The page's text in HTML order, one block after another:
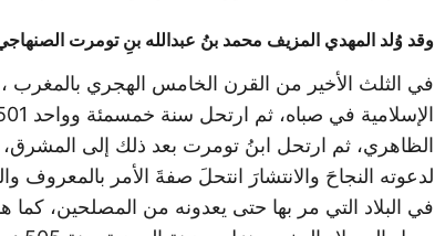
وقد وُلد المهدي المزيف محمد بنُ عبدالله بنِ تومرت
في الثلث الأخير من القرن الخامس الهجري
الظاهري، ثم ارتحل ابنُ تومرت بعد ذلك إلى
لدعوته النجاحَ والانتشارَ انتحلَ صفةَ الأمر بالمعروف
في البلاد التي مر بها حتى يعدونه من المصلحين، كما